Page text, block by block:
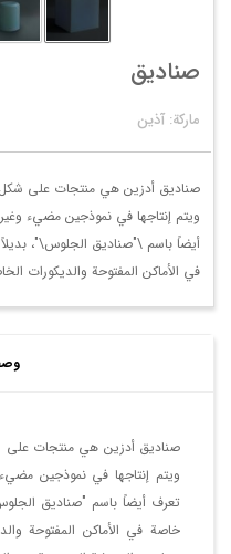
صنادیق
ماركة: آذین
صناديق أدزين هي منتجات على شكل
ويتم إنتاجها في نموذجين مضيء
أيضاً باسم \"صناديق الجلوس\"، بديلاً
في الأماكن المفتوحة والديكورات
صناديق أدزين هي منتجات على
ويتم إنتاجها في نموذجين
تعرف أيضاً باسم "صناديق
خاصة في الأماكن المفتوحة